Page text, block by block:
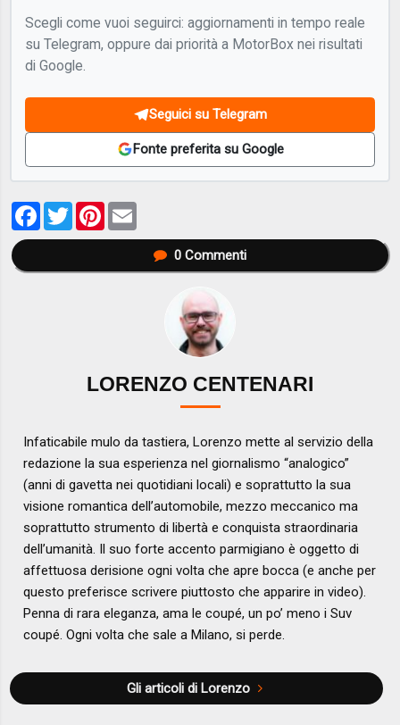
Scegli come vuoi seguirci: aggiornamenti in tempo reale
su Telegram, oppure dai priorità a MotorBox nei risultati
di Google.
Seguici su Telegram
Fonte preferita su Google
Facebook
TwitterPinterest
0Commenti
LORENZO CENTENARI
Infaticabile mulo da tastiera, Lorenzo mette al servizio della
redazione la sua esperienza nel giornalismo “analogico”
(anni di gavetta nei quotidiani locali) e soprattutto la sua
visione romantica dell’automobile, mezzo meccanico ma
soprattutto strumento di libertà e conquista straordinaria
dell’umanità. Il suo forte accento parmigiano è oggetto di
affettuosa derisione ogni volta che apre bocca (e anche per
questo preferisce scrivere piuttosto che apparire in video).
Penna di rara eleganza, ama le coupé, un po’ meno i Suv
coupé. Ogni volta che sale a Milano, si perde.
Gli articoli di Lorenzo